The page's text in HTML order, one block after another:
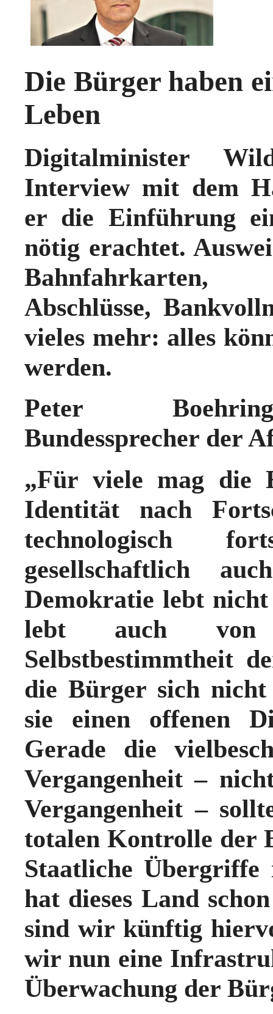
Die Bürger haben
Leben
Digitalminister
Interview mit dem
er die Einführung
nötig erachtet.
Bahnfahrkarten,
Abschlüsse,
vieles mehr: alles
werden.
Peter
Bundessprecher der
„Für viele mag die
Identität nach
technologisch
gesellschaftlich
Demokratie lebt
lebt auch von
Selbstbestimmtheit
die Bürger sich
sie einen offenen
Gerade die
Vergangenheit –
Vergangenheit –
totalen Kontrolle der
Staatliche Übergriffe
hat dieses Land
sind wir künftig
wir nun eine
Überwachung der